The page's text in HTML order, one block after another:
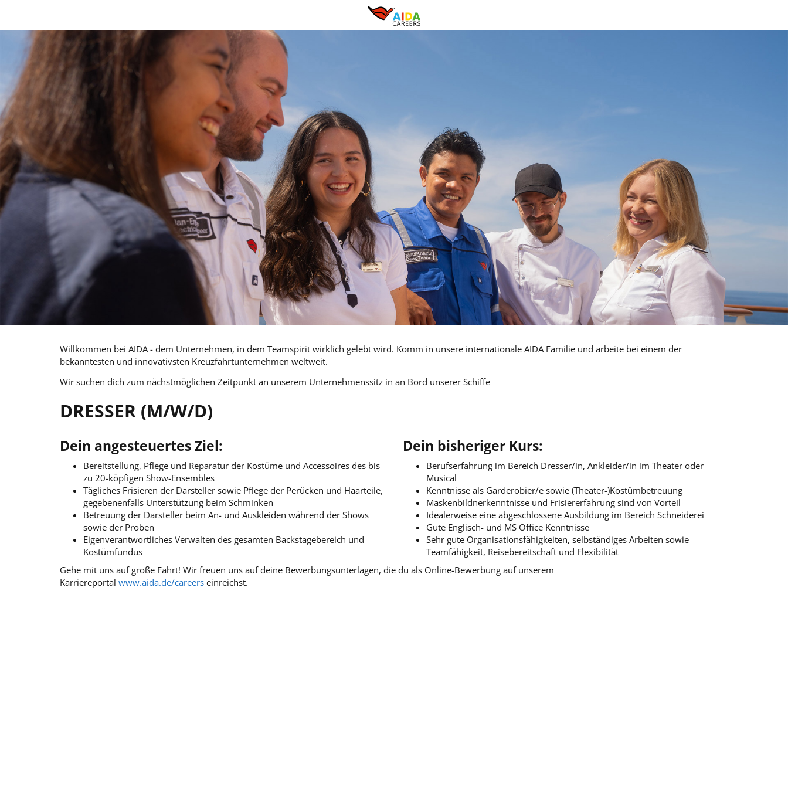
Willkommen bei AIDA - dem Unternehmen, in dem Teamspirit wirklich gelebt wird. Komm in unsere internationale AIDA Familie und arbeite bei einem der
bekanntesten und innovativsten Kreuzfahrtunternehmen weltweit.
Wir suchen dich zum nächstmöglichen Zeitpunkt an unserem Unternehmenssitz in an Bord unserer Schiffe
DRESSER (M/W/D)
Dein angesteuertes Ziel:
Bereitstellung, Pflege und Reparatur der Kostüme und Accessoires des bis
zu 20-köpfigen Show-Ensembles
Tägliches Frisieren der Darsteller sowie Pflege der Perücken und Haarteile,
gegebenenfalls Unterstützung beim Schminken
Betreuung der Darsteller beim An- und Auskleiden während der Shows
sowie der Proben
Eigenverantwortliches Verwalten des gesamten Backstagebereich und
Kostümfundus
Dein bisheriger Kurs:
Berufserfahrung im Bereich Dresser/in, Ankleider/in im Theater oder
Musical
Kenntnisse als Garderobier/e sowie (Theater-)Kostümbetreuung
Maskenbildnerkenntnisse und Frisiererfahrung sind von Vorteil
Idealerweise eine abgeschlossene Ausbildung im Bereich Schneiderei
Gute Englisch- und MS Office Kenntnisse
Sehr gute Organisationsfähigkeiten, selbständiges Arbeiten sowie
Teamfähigkeit, Reisebereitschaft und Flexibilität
Gehe mit uns auf große Fahrt! Wir freuen uns auf deine Bewerbungsunterlagen, die du als Online-Bewerbung auf unserem
Karriereportal www.aida.de/careers einreichst.